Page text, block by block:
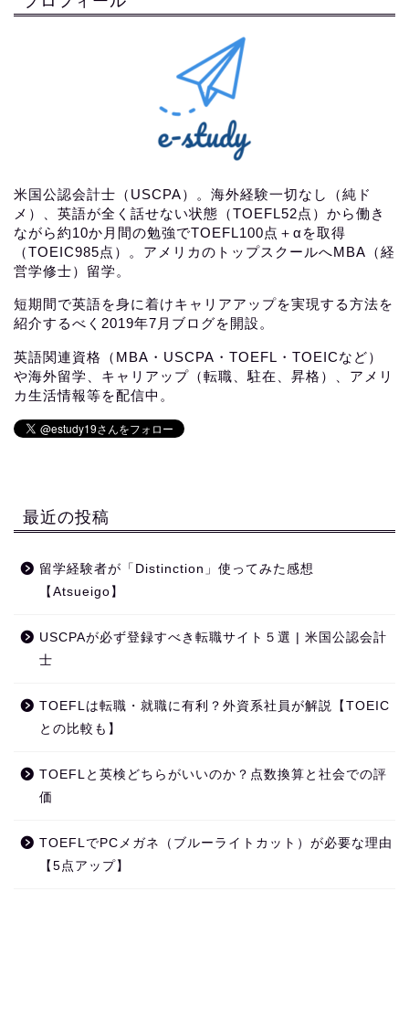
米国公認会計士（USCPA）。海外経験一切なし（純ド
メ）、英語が全く話せない状態（TOEFL52点）から働き
ながら約10か月間の勉強でTOEFL100点＋αを取得
（TOEIC985点）。アメリカのトップスクールへMBA（経
営学修士）留学。
短期間で英語を身に着けキャリアアップを実現する方法を
紹介するべく2019年7月ブログを開設。
英語関連資格（MBA・USCPA・TOEFL・TOEICなど）
や海外留学、キャリアップ（転職、駐在、昇格）、アメリ
カ生活情報等を配信中。
最近の投稿
留学経験者が「Distinction」使ってみた感想
【Atsueigo】
USCPAが必ず登録すべき転職サイト５選 | 米国公認会計
士
TOEFLは転職・就職に有利？外資系社員が解説【TOEIC
との比較も】
TOEFLと英検どちらがいいのか？点数換算と社会での評
価
TOEFLでPCメガネ（ブルーライトカット）が必要な理由
【5点アップ】